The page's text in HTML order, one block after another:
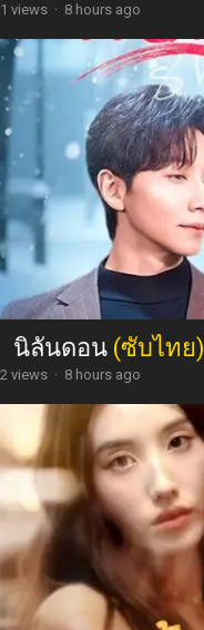
1 views · 8 hours ago
นิลันดอน (ซับไทย)
2 views · 8 hours ago